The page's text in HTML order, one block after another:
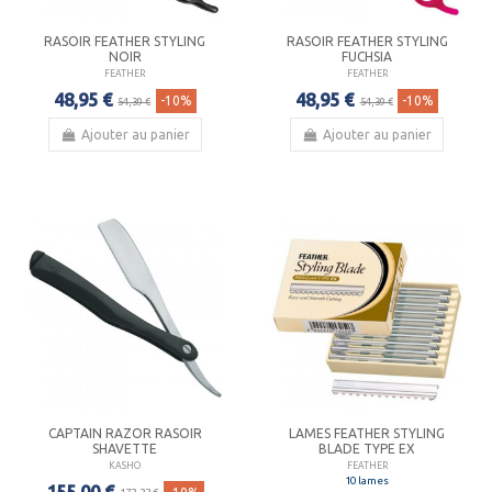
RASOIR FEATHER STYLING
NOIR
FEATHER
48,95 € 54,39 € -10%
Ajouter au panier
RASOIR FEATHER STYLING
FUCHSIA
FEATHER
48,95 € 54,39 € -10%
Ajouter au panier
CAPTAIN RAZOR RASOIR
SHAVETTE
KASHO
LAMES FEATHER STYLING
BLADE TYPE EX
FEATHER
10 lames